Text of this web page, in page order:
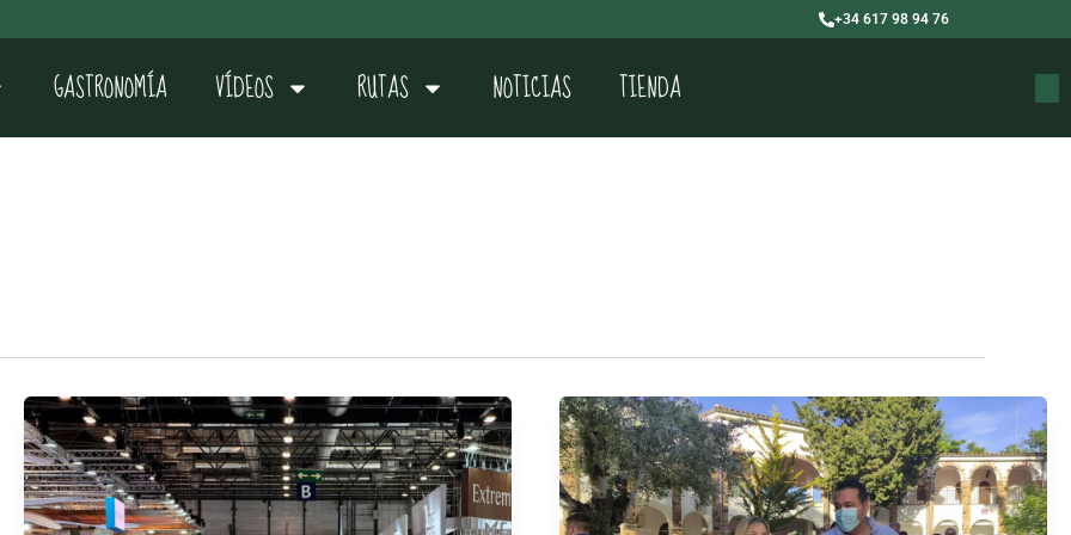
+34 617 98 94 76
GASTRONOMÍA VÍDEOS RUTAS NOTICIAS TIENDA